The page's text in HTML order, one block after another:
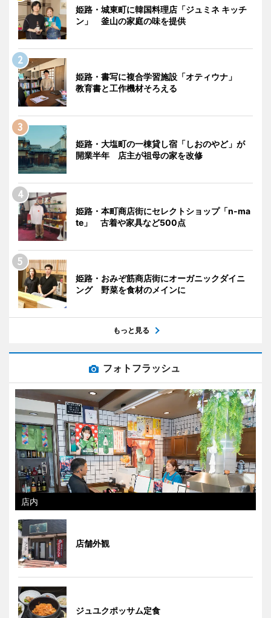
姫路・城東町に韓国料理店「ジュミネ キッチ
ン」 釜山の家庭の味を提供
姫路・書写に複合学習施設「オティウナ」
教育書と工作機材そろえる
姫路・大塩町の一棟貸し宿「しおのやど」が
開業半年 店主が祖母の家を改修
姫路・本町商店街にセレクトショップ「n-ma
te」 古着や家具など500点
姫路・おみぞ筋商店街にオーガニックダイニ
ング 野菜を食材のメインに
もっと見る
フォトフラッシュ
店内
店舗外観
ジュユクポッサム定食